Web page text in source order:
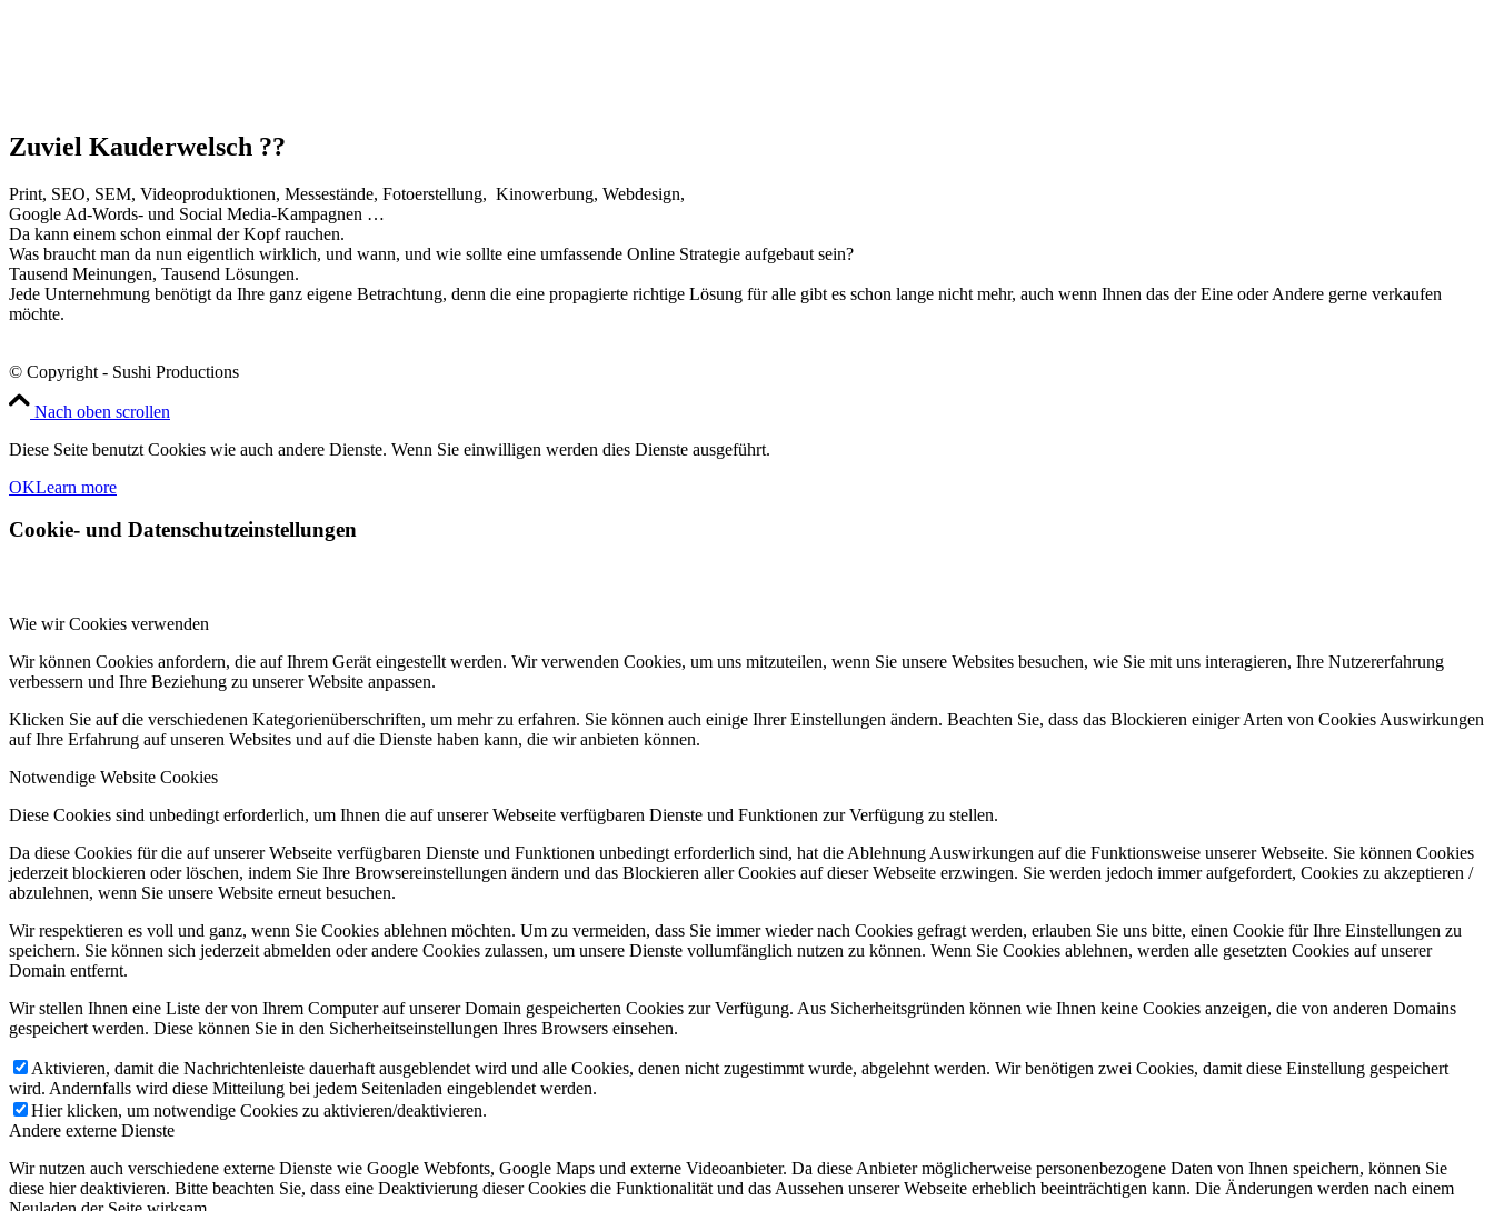
Zuviel Kauderwelsch ??
Print, SEO, SEM, Videoproduktionen, Messestände, Fotoerstellung, Kinowerbung, Webdesign,
Google Ad-Words- und Social Media-Kampagnen …
Da kann einem schon einmal der Kopf rauchen.
Was braucht man da nun eigentlich wirklich, und wann, und wie sollte eine umfassende Online Strategie aufgebaut sein?
Tausend Meinungen, Tausend Lösungen.
Jede Unternehmung benötigt da Ihre ganz eigene Betrachtung, denn die eine propagierte richtige Lösung für alle gibt es schon lange nicht mehr, auch wenn Ihnen das der Eine oder Andere gerne verkaufen
möchte.
© Copyright - Sushi Productions
Nach oben scrollen
Diese Seite benutzt Cookies wie auch andere Dienste. Wenn Sie einwilligen werden dies Dienste ausgeführt.
OKLearn more
Cookie- und Datenschutzeinstellungen
Wie wir Cookies verwenden
Wir können Cookies anfordern, die auf Ihrem Gerät eingestellt werden. Wir verwenden Cookies, um uns mitzuteilen, wenn Sie unsere Websites besuchen, wie Sie mit uns interagieren, Ihre Nutzererfahrung
verbessern und Ihre Beziehung zu unserer Website anpassen.
Klicken Sie auf die verschiedenen Kategorienüberschriften, um mehr zu erfahren. Sie können auch einige Ihrer Einstellungen ändern. Beachten Sie, dass das Blockieren einiger Arten von Cookies Auswirkungen
auf Ihre Erfahrung auf unseren Websites und auf die Dienste haben kann, die wir anbieten können.
Notwendige Website Cookies
Diese Cookies sind unbedingt erforderlich, um Ihnen die auf unserer Webseite verfügbaren Dienste und Funktionen zur Verfügung zu stellen.
Da diese Cookies für die auf unserer Webseite verfügbaren Dienste und Funktionen unbedingt erforderlich sind, hat die Ablehnung Auswirkungen auf die Funktionsweise unserer Webseite. Sie können Cookies
jederzeit blockieren oder löschen, indem Sie Ihre Browsereinstellungen ändern und das Blockieren aller Cookies auf dieser Webseite erzwingen. Sie werden jedoch immer aufgefordert, Cookies zu akzeptieren /
abzulehnen, wenn Sie unsere Website erneut besuchen.
Wir respektieren es voll und ganz, wenn Sie Cookies ablehnen möchten. Um zu vermeiden, dass Sie immer wieder nach Cookies gefragt werden, erlauben Sie uns bitte, einen Cookie für Ihre Einstellungen zu
speichern. Sie können sich jederzeit abmelden oder andere Cookies zulassen, um unsere Dienste vollumfänglich nutzen zu können. Wenn Sie Cookies ablehnen, werden alle gesetzten Cookies auf unserer
Domain entfernt.
Wir stellen Ihnen eine Liste der von Ihrem Computer auf unserer Domain gespeicherten Cookies zur Verfügung. Aus Sicherheitsgründen können wie Ihnen keine Cookies anzeigen, die von anderen Domains
gespeichert werden. Diese können Sie in den Sicherheitseinstellungen Ihres Browsers einsehen.
Aktivieren, damit die Nachrichtenleiste dauerhaft ausgeblendet wird und alle Cookies, denen nicht zugestimmt wurde, abgelehnt werden. Wir benötigen zwei Cookies, damit diese Einstellung gespeichert
wird. Andernfalls wird diese Mitteilung bei jedem Seitenladen eingeblendet werden.
Hier klicken, um notwendige Cookies zu aktivieren/deaktivieren.
Andere externe Dienste
Wir nutzen auch verschiedene externe Dienste wie Google Webfonts, Google Maps und externe Videoanbieter. Da diese Anbieter möglicherweise personenbezogene Daten von Ihnen speichern, können Sie
diese hier deaktivieren. Bitte beachten Sie, dass eine Deaktivierung dieser Cookies die Funktionalität und das Aussehen unserer Webseite erheblich beeinträchtigen kann. Die Änderungen werden nach einem